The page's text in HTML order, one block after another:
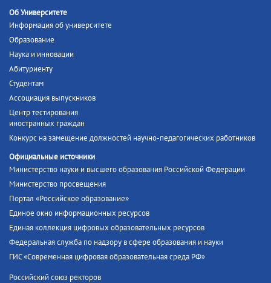
Об Университете
Информация об университете
Образование
Наука и инновации
Абитуриенту
Студентам
Ассоциация выпускников
Центр тестирования
иностранных граждан
Конкурс на замещение должностей научно-педагогических работников
Официальные источники
Министерство науки и высшего образования Российской Федерации
Министерство просвещения
Портал «Российское образование»
Единое окно информационных ресурсов
Единая коллекция цифровых образовательных ресурсов
Федеральная служба по надзору в сфере образования и науки
ГИС «Современная цифровая образовательная среда РФ»
Российский союз ректоров